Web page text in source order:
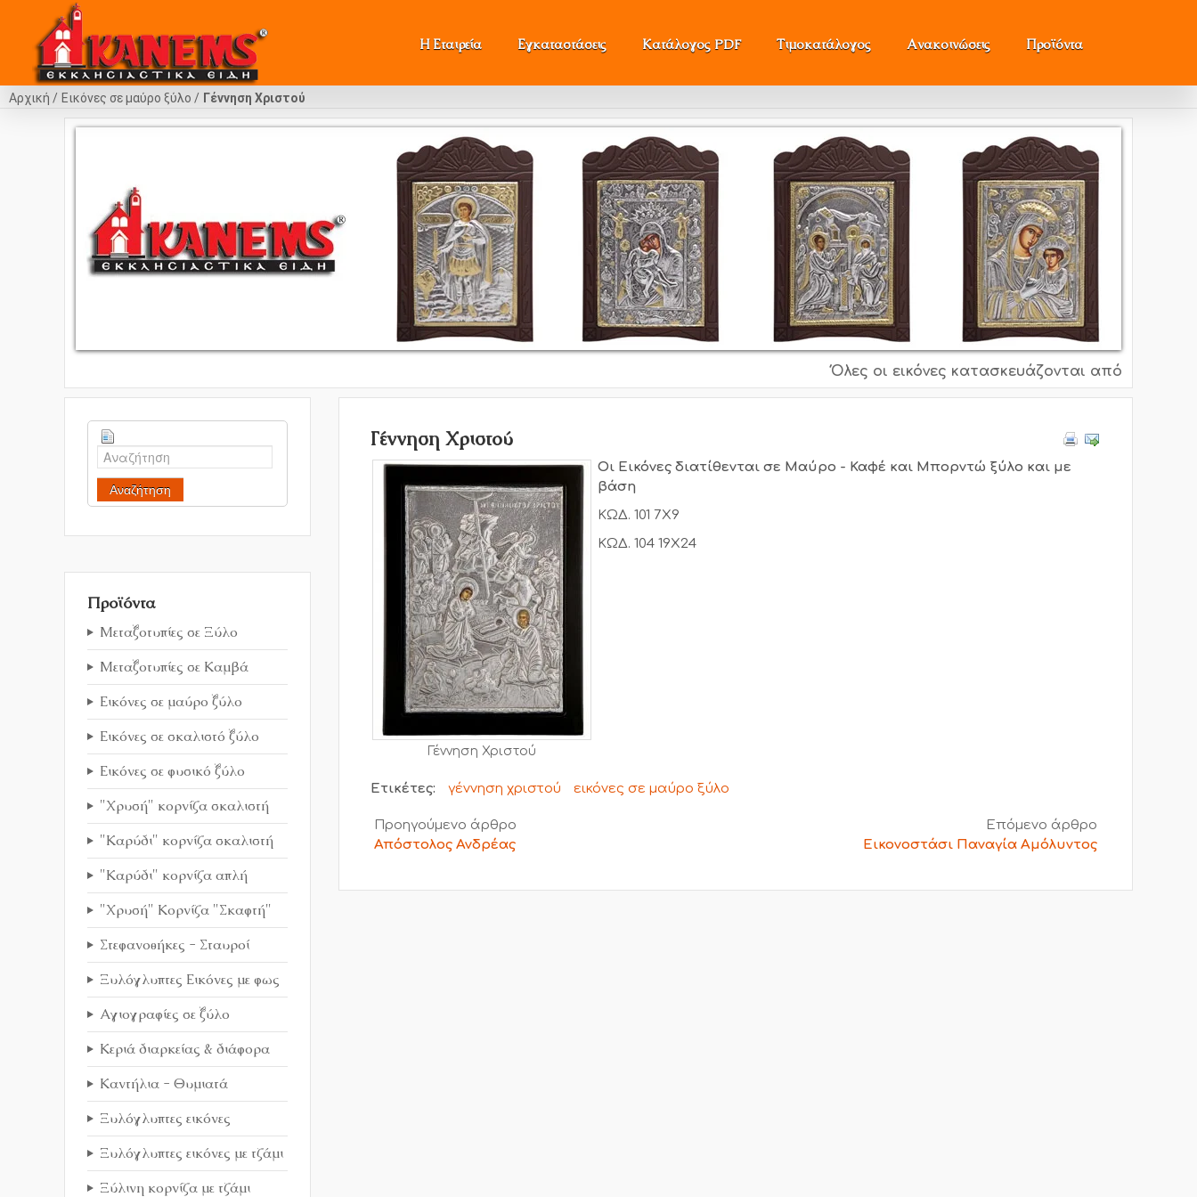
Η Εταιρεία Εγκαταστάσεις Κατάλογος PDF Τιμοκατάλογος Ανακοινώσεις Προϊόντα
Αρχική Εικόνες σε μαύρο ξύλο Γέννηση Χριστού
Όλες οι εικόνες κατασκευάζονται από ασήμι
Αναζήτηση
Προϊόντα
Μεταξοτυπίες σε Ξύλο
Μεταξοτυπίες σε Καμβά
Εικόνες σε μαύρο ξύλο
Εικόνες σε σκαλιστό ξύλο
Εικόνες σε φυσικό ξύλο
"Χρυσή" κορνίζα σκαλιστή
"Καρύδι" κορνίζα σκαλιστή
"Καρύδι" κορνίζα απλή
"Χρυσή" Κορνίζα "Σκαφτή"
Στεφανοθήκες - Σταυροί
Ξυλόγλυπτες Εικόνες με φως
Αγιογραφίες σε ξύλο
Κεριά διαρκείας & διάφορα
Καντήλια - Θυμιατά
Ξυλόγλυπτες εικόνες
Ξυλόγλυπτες εικόνες με τζάμι
Ξύλινη κορνίζα με τζάμι
Γέννηση Χριστού
Γέννηση Χριστού
Οι Εικόνες διατίθενται σε Μαύρο - Καφέ και Μπορντώ ξύλο και με
βάση
ΚΩΔ. 101 7Χ9
ΚΩΔ. 104 19Χ24
Ετικέτες: γέννηση χριστού εικόνες σε μαύρο ξύλο
Προηγούμενο άρθρο
Απόστολος Ανδρέας
Επόμενο άρθρο
Εικονοστάσι Παναγία Αμόλυντος